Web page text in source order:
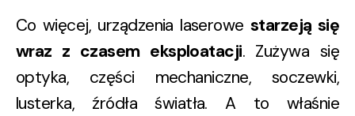
Co więcej, urządzenia laserowe starzeją się
wraz z czasem eksploatacji. Zużywa się
optyka, części mechaniczne, soczewki,
lusterka, źródła światła. A to właśnie